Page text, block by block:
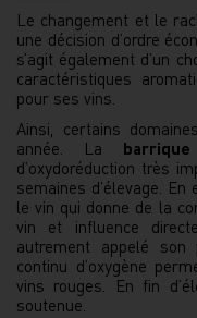
Le changement et le
une décision d’ordre
s’agit également d’un
caractéristiques
pour ses vins.
Ainsi, certains
année. La
d’oxydoréduction très
semaines d’élevage.
le vin qui donne de la
vin et influence
autrement appelé son
continu d’oxygène
vins rouges. En fin
soutenue.